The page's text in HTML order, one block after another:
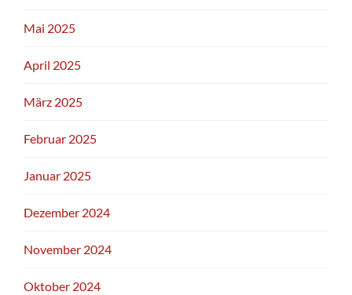
Mai 2025
April 2025
März 2025
Februar 2025
Januar 2025
Dezember 2024
November 2024
Oktober 2024